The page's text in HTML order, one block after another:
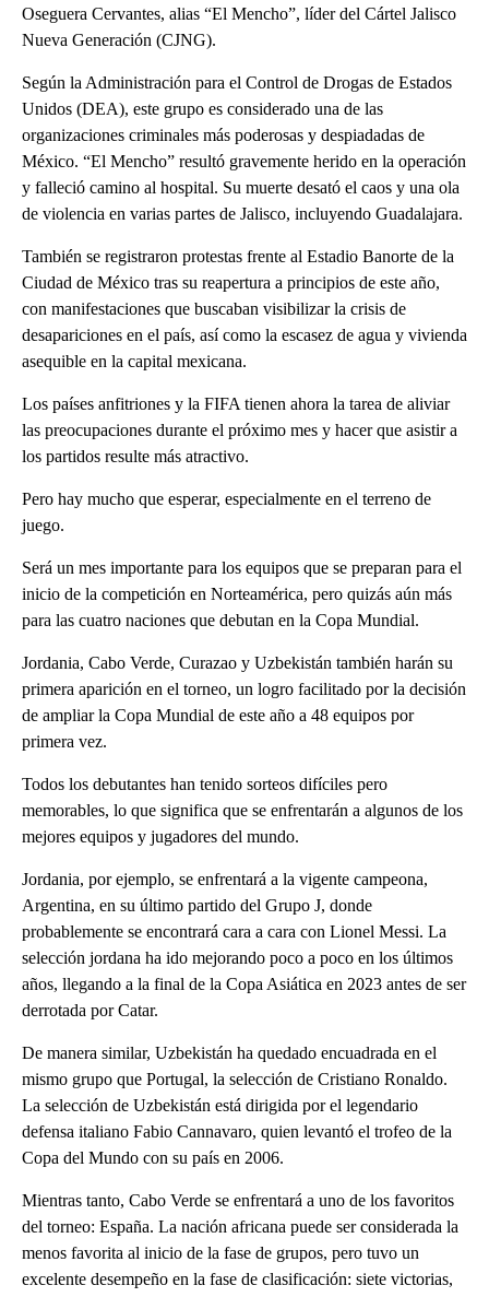
Oseguera Cervantes, alias “El Mencho”, líder del Cártel Jalisco
Nueva Generación (CJNG).
Según la Administración para el Control de Drogas de Estados
Unidos (DEA), este grupo es considerado una de las
organizaciones criminales más poderosas y despiadadas de
México. “El Mencho” resultó gravemente herido en la operación
y falleció camino al hospital. Su muerte desató el caos y una ola
de violencia en varias partes de Jalisco, incluyendo Guadalajara.
También se registraron protestas frente al Estadio Banorte de la
Ciudad de México tras su reapertura a principios de este año,
con manifestaciones que buscaban visibilizar la crisis de
desapariciones en el país, así como la escasez de agua y vivienda
asequible en la capital mexicana.
Los países anfitriones y la FIFA tienen ahora la tarea de aliviar
las preocupaciones durante el próximo mes y hacer que asistir a
los partidos resulte más atractivo.
Pero hay mucho que esperar, especialmente en el terreno de
juego.
Será un mes importante para los equipos que se preparan para el
inicio de la competición en Norteamérica, pero quizás aún más
para las cuatro naciones que debutan en la Copa Mundial.
Jordania, Cabo Verde, Curazao y Uzbekistán también harán su
primera aparición en el torneo, un logro facilitado por la decisión
de ampliar la Copa Mundial de este año a 48 equipos por
primera vez.
Todos los debutantes han tenido sorteos difíciles pero
memorables, lo que significa que se enfrentarán a algunos de los
mejores equipos y jugadores del mundo.
Jordania, por ejemplo, se enfrentará a la vigente campeona,
Argentina, en su último partido del Grupo J, donde
probablemente se encontrará cara a cara con Lionel Messi. La
selección jordana ha ido mejorando poco a poco en los últimos
años, llegando a la final de la Copa Asiática en 2023 antes de ser
derrotada por Catar.
De manera similar, Uzbekistán ha quedado encuadrada en el
mismo grupo que Portugal, la selección de Cristiano Ronaldo.
La selección de Uzbekistán está dirigida por el legendario
defensa italiano Fabio Cannavaro, quien levantó el trofeo de la
Copa del Mundo con su país en 2006.
Mientras tanto, Cabo Verde se enfrentará a uno de los favoritos
del torneo: España. La nación africana puede ser considerada la
menos favorita al inicio de la fase de grupos, pero tuvo un
excelente desempeño en la fase de clasificación: siete victorias,